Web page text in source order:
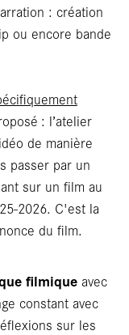
: création
ou encore bande
: l’atelier
de manière
passer par un
sur un film au
2026. C'est la
du film.
filmiqueavec
constant avec
sur les